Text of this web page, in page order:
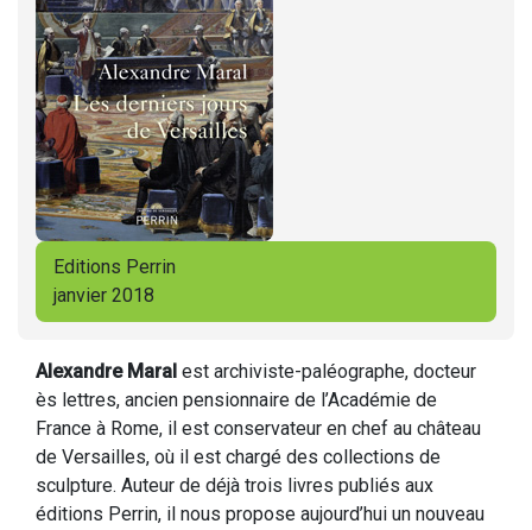
Editions Perrin
janvier 2018
Alexandre Maral est archiviste-paléographe, docteur
ès lettres, ancien pensionnaire de l’Académie de
France à Rome, il est conservateur en chef au château
de Versailles, où il est chargé des collections de
sculpture. Auteur de déjà trois livres publiés aux
éditions Perrin, il nous propose aujourd’hui un nouveau